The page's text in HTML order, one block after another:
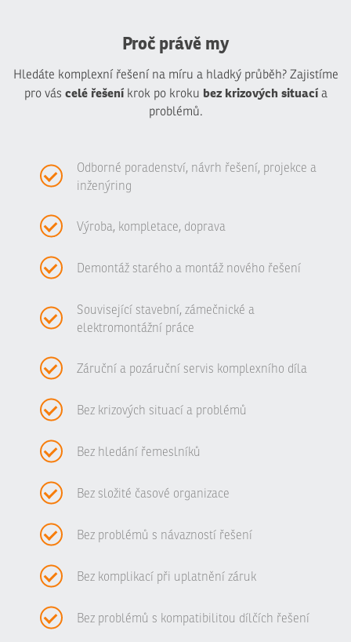
Proč právě my
Hledáte komplexní řešení na míru a hladký průběh? Zajistíme
pro vás celé řešeníkrok po kroku bez krizových situacía
problémů.
Odborné poradenství, návrh řešení, projekce a
inženýring
Výroba, kompletace, doprava
Demontáž starého a montáž nového řešení
Související stavební, zámečnické a
elektromontážní práce
Záruční a pozáruční servis komplexního díla
Bez krizových situací a problémů
Bez hledání řemeslníků
Bez složité časové organizace
Bez problémů s návazností řešení
Bez komplikací při uplatnění záruk
Bez problémů s kompatibilitou dílčích řešení